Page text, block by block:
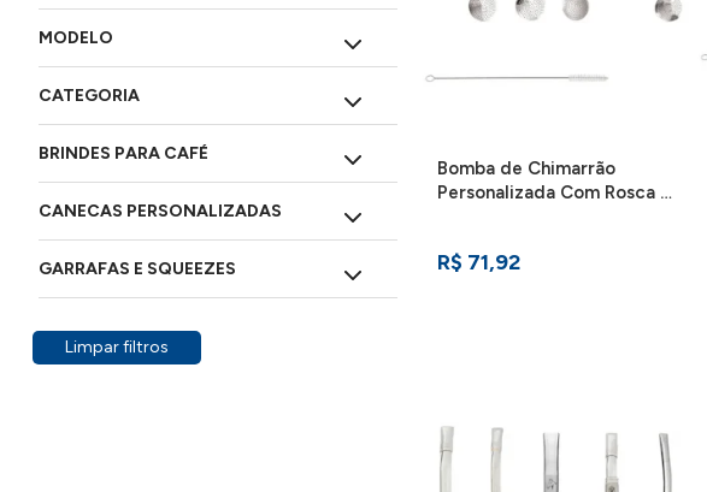
MODELO
CATEGORIA
BRINDES PARA CAFÉ
CANECAS PERSONALIZADAS
GARRAFAS E SQUEEZES
Limpar filtros
Bomba de Chimarrão
Personalizada Com Rosca -
R$ 71,92